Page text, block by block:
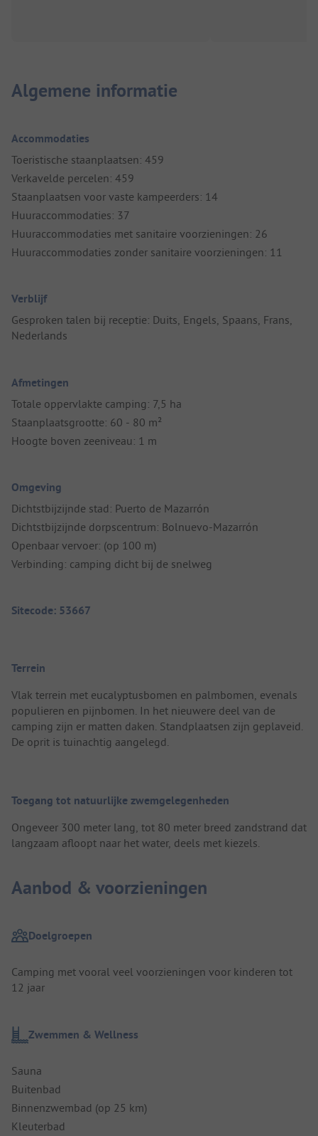
Algemene informatie
Accommodaties
Toeristische staanplaatsen: 459
Verkavelde percelen: 459
Staanplaatsen voor vaste kampeerders: 14
Huuraccommodaties: 37
Huuraccommodaties met sanitaire voorzieningen: 26
Huuraccommodaties zonder sanitaire voorzieningen: 11
Verblijf
Gesproken talen bij receptie: Duits, Engels, Spaans, Frans,
Nederlands
Afmetingen
Totale oppervlakte camping: 7,5 ha
Staanplaatsgrootte: 60 - 80 m²
Hoogte boven zeeniveau: 1 m
Omgeving
Dichtstbijzijnde stad: Puerto de Mazarrón
Dichtstbijzijnde dorpscentrum: Bolnuevo-Mazarrón
Openbaar vervoer: (op 100 m)
Verbinding: camping dicht bij de snelweg
Sitecode: 53667
Terrein
Vlak terrein met eucalyptusbomen en palmbomen, evenals
populieren en pijnbomen. In het nieuwere deel van de
camping zijn er matten daken. Standplaatsen zijn geplaveid.
De oprit is tuinachtig aangelegd.
Toegang tot natuurlijke zwemgelegenheden
Ongeveer 300 meter lang, tot 80 meter breed zandstrand dat
langzaam afloopt naar het water, deels met kiezels.
Aanbod & voorzieningen
Doelgroepen
Camping met vooral veel voorzieningen voor kinderen tot
12 jaar
Zwemmen & Wellness
Sauna
Buitenbad
Binnenzwembad (op 25 km)
Kleuterbad